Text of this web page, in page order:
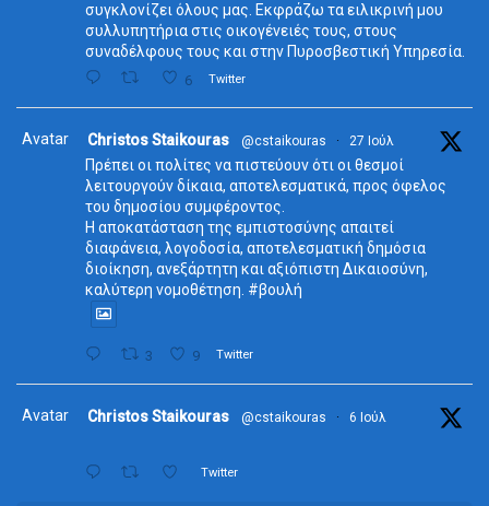
συγκλονίζει όλους μας. Εκφράζω τα ειλικρινή μου
συλλυπητήρια στις οικογένειές τους, στους
συναδέλφους τους και στην Πυροσβεστική Υπηρεσία.
6 Twitter
Avatar Christos Staikouras @cstaikouras · 27 Ιούλ
Πρέπει οι πολίτες να πιστεύουν ότι οι θεσμοί
λειτουργούν δίκαια, αποτελεσματικά, προς όφελος
του δημοσίου συμφέροντος.
Η αποκατάσταση της εμπιστοσύνης απαιτεί
διαφάνεια, λογοδοσία, αποτελεσματική δημόσια
διοίκηση, ανεξάρτητη και αξιόπιστη Δικαιοσύνη,
καλύτερη νομοθέτηση. #βουλή
3 9 Twitter
Avatar Christos Staikouras @cstaikouras · 6 Ιούλ
Twitter